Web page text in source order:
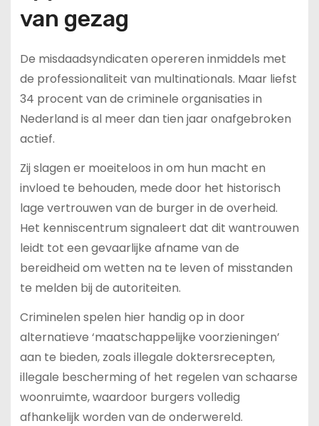
van gezag
De misdaadsyndicaten opereren inmiddels met
de professionaliteit van multinationals. Maar liefst
34 procent van de criminele organisaties in
Nederland is al meer dan tien jaar onafgebroken
actief.
Zij slagen er moeiteloos in om hun macht en
invloed te behouden, mede door het historisch
lage vertrouwen van de burger in de overheid.
Het kenniscentrum signaleert dat dit wantrouwen
leidt tot een gevaarlijke afname van de
bereidheid om wetten na te leven of misstanden
te melden bij de autoriteiten.
Criminelen spelen hier handig op in door
alternatieve ‘maatschappelijke voorzieningen’
aan te bieden, zoals illegale doktersrecepten,
illegale bescherming of het regelen van schaarse
woonruimte, waardoor burgers volledig
afhankelijk worden van de onderwereld.